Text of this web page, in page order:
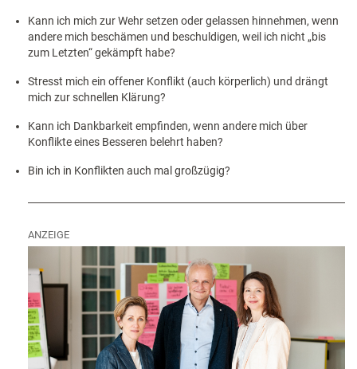
Kann ich mich zur Wehr setzen oder gelassen hinnehmen, wenn
andere mich beschämen und beschuldigen, weil ich nicht „bis
zum Letzten“ gekämpft habe?
Stresst mich ein offener Konflikt (auch körperlich) und drängt
mich zur schnellen Klärung?
Kann ich Dankbarkeit empfinden, wenn andere mich über
Konflikte eines Besseren belehrt haben?
Bin ich in Konflikten auch mal großzügig?
ANZEIGE